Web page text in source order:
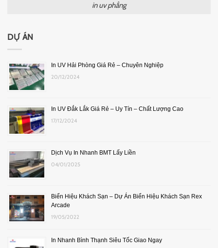
in uv phẳng
DỰ ÁN
In UV Hải Phòng Giá Rẻ – Chuyên Nghiệp
20/12/2024
In UV Đắk Lắk Giá Rẻ – Uy Tín – Chất Lượng Cao
17/12/2024
Dịch Vụ In Nhanh BMT Lấy Liền
04/01/2025
Biển Hiệu Khách Sạn – Dự Án Biển Hiệu Khách Sạn Rex
Arcade
19/05/2022
In Nhanh Bình Thạnh Siêu Tốc Giao Ngay